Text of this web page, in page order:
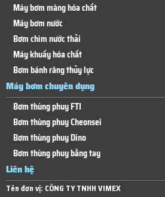
Máy bơm màng hóa chất
Máy bơm nước
Bơm chìm nước thải
Máy khuấy hóa chất
Bơm bánh răng thủy lực
Máy bơm chuyên dụng
Bơm thùng phuy FTI
Bơm thùng phuy Cheonsei
Bơm thùng phuy Dino
Bơm thùng phuy bằng tay
Liên hệ
Tên đơn vị: CÔNG TY TNHH VIMEX